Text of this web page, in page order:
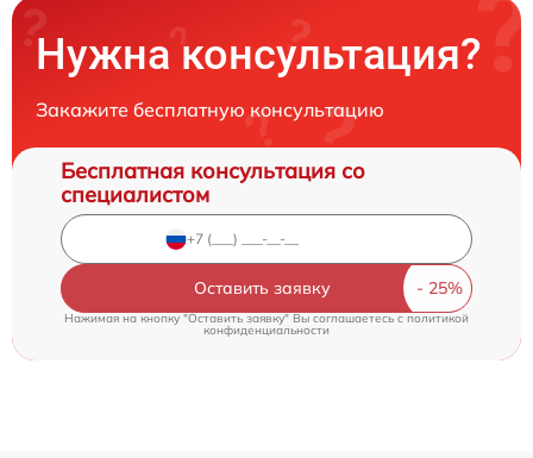
Нужна консультация?
Закажите бесплатную консультацию
Бесплатная консультация со
специалистом
Оставить заявку
Нажимая на кнопку "Оставить заявку" Вы соглашаетесь cполитикой
конфиденциальности